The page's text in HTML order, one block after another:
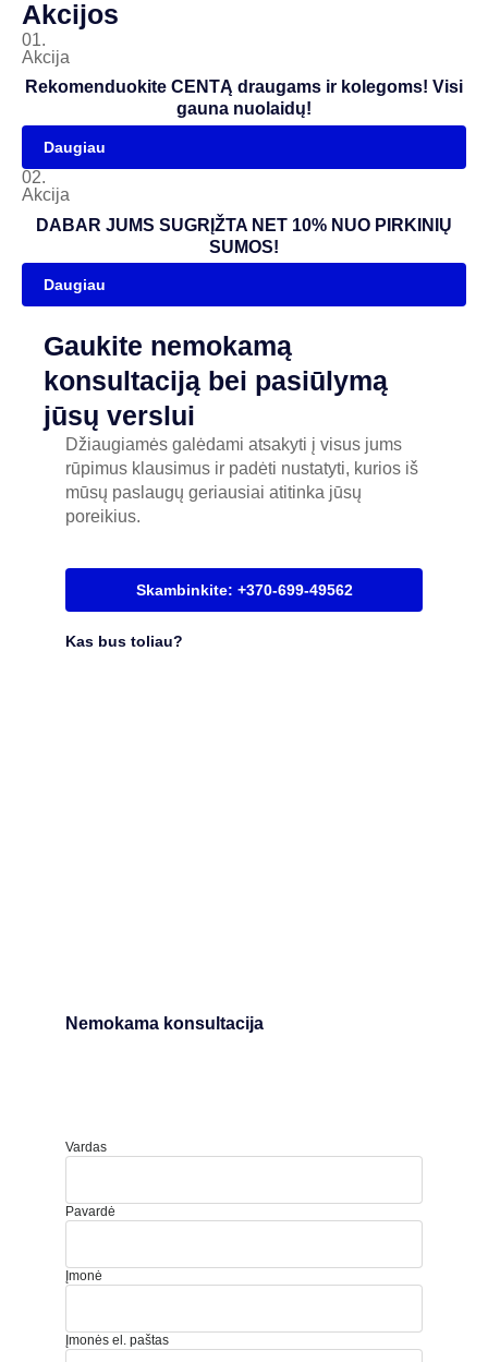
Akcijos
01.
Akcija
Rekomenduokite CENTĄ draugams ir kolegoms! Visi
gauna nuolaidų!
Daugiau
02.
Akcija
DABAR JUMS SUGRĮŽTA NET 10% NUO PIRKINIŲ
SUMOS!
Daugiau
Gaukite nemokamą
konsultaciją bei pasiūlymą
jūsų verslui
Džiaugiamės galėdami atsakyti į visus jums
rūpimus klausimus ir padėti nustatyti, kurios iš
mūsų paslaugų geriausiai atitinka jūsų
poreikius.
Skambinkite: +370-699-49562
Kas bus toliau?
Nemokama konsultacija
Vardas
Pavardė
Įmonė
Įmonės el. paštas